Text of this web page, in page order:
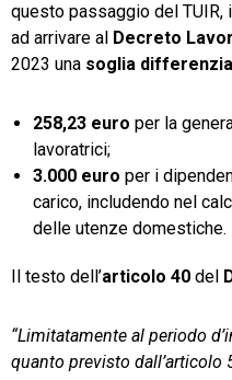
questo passaggio del
ad arrivare al Decreto
2023 una soglia
258,23 euro per la
lavoratrici;
3.000 euro per i
carico, includendo nel
delle utenze domestiche.
Il testo dell’articolo 40 del
“Limitatamente al periodo
quanto previsto dall’articolo